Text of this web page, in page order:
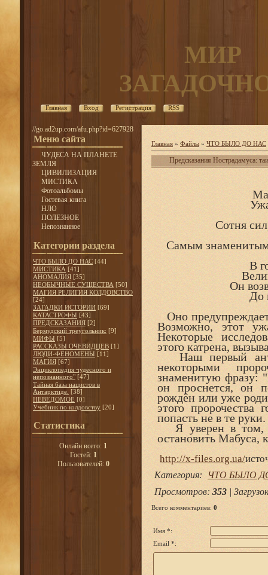
МИР
Главная Вход Регистрация RSS
//go.ad2up.com/afu.php?id=627928
Меню сайта
ЧУДЕСА НА ПЛАНЕТЕ
ЗЕМЛЯ
ЦИВИЛИЗАЦИЯ
МИСТИКА
Фотоальбомы
Гостевая книга
НЛО
ПОЛЕЗНОЕ
Непознанное
Категории раздела
ЧТО БЫЛО ДО НАС [44]
МИСТИКА [41]
АНОМАЛИЯ [35]
НЕОБЫЧНЫЕ СУЩЕСТВА [50]
МАГИЯ РЕЛИГИЯ КОЛДОВСТВО
[24]
ЗАГАДКИ ИСТОРИИ [69]
КАТАСТРОФЫ [43]
ПРЕДСКАЗАНИЯ [2]
Бермудский треугольник: [9]
МИФЫ [5]
РАССКАЗЫ ОЧЕВИДЦЕВ [1]
ЛЮДИ-ФЕНОМЕНЫ [11]
МАГИЯ [67]
Энциклопедия чудесного и
непознанного" [47]
Тайная база нацистов в
Антарктиде. [38]
НЕВЕДОМОЕ [0]
Учебник по колдовству [20]
Статистика
Онлайн всего: 1
Гостей: 1
Пользователей: 0
Главная » Файлы » ЧТО БЫЛО ДО НАС
Предсказания Нострадамуса:
Сотня
Самым знаменитым
В
Он
До
Оно
Возможно, этот
Некоторые
этого катрена,
Наш первый
некоторыми
знаменитую фразу:
он проснется, он
рождён или уже
этого пророчества
попасть не в те руки.
Я уверен в том,
остановить Мабуса,
http://x-files.org.ua/
Категория:
ЧТО БЫЛО
Просмотров: 353 | Загрузок
Всего комментариев: 0
Имя *:
Email *: